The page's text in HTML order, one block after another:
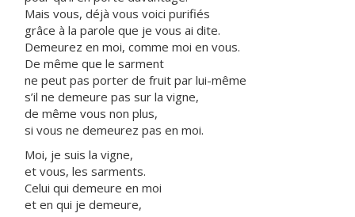
Mais vous, déjà vous voici purifiés
grâce à la parole que je vous ai dite.
Demeurez en moi, comme moi en vous.
De même que le sarment
ne peut pas porter de fruit par lui-même
s’il ne demeure pas sur la vigne,
de même vous non plus,
si vous ne demeurez pas en moi.
Moi, je suis la vigne,
et vous, les sarments.
Celui qui demeure en moi
et en qui je demeure,